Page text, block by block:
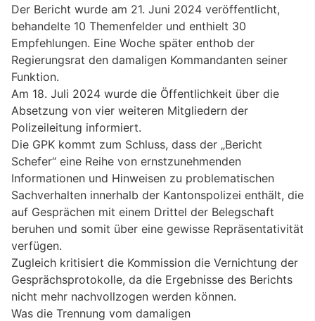
Der Bericht wurde am 21. Juni 2024 veröffentlicht,
behandelte 10 Themenfelder und enthielt 30
Empfehlungen. Eine Woche später enthob der
Regierungsrat den damaligen Kommandanten seiner
Funktion.
Am 18. Juli 2024 wurde die Öffentlichkeit über die
Absetzung von vier weiteren Mitgliedern der
Polizeileitung informiert.
Die GPK kommt zum Schluss, dass der „Bericht
Schefer“ eine Reihe von ernstzunehmenden
Informationen und Hinweisen zu problematischen
Sachverhalten innerhalb der Kantonspolizei enthält, die
auf Gesprächen mit einem Drittel der Belegschaft
beruhen und somit über eine gewisse Repräsentativität
verfügen.
Zugleich kritisiert die Kommission die Vernichtung der
Gesprächsprotokolle, da die Ergebnisse des Berichts
nicht mehr nachvollzogen werden können.
Was die Trennung vom damaligen